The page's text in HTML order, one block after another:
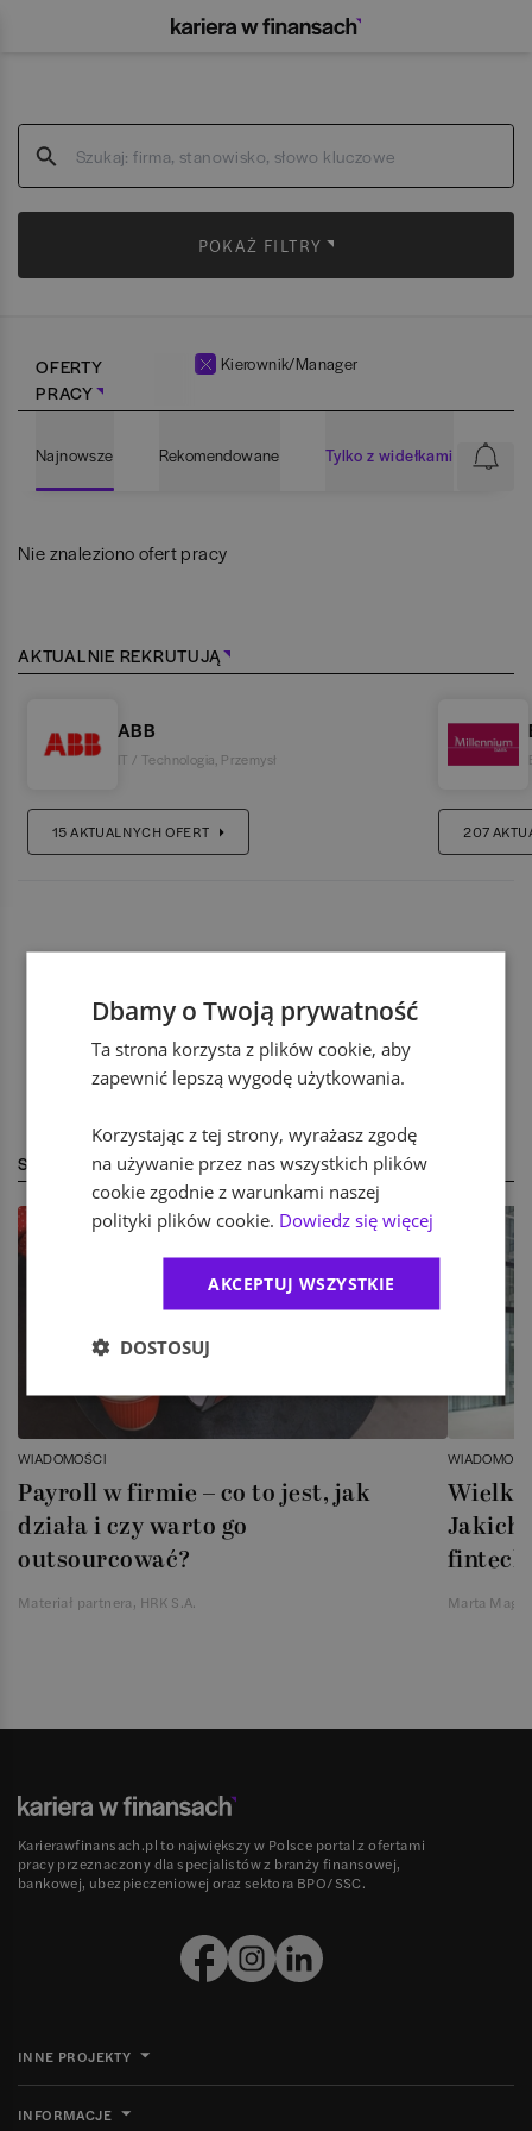
POKAŻ FILTRY
OFERTY
PRACY
Kierownik/Manager
Najnowsze Rekomendowane Tylko z widełkami
Nie znaleziono ofert pracy
AKTUALNIE REKRUTUJĄ
ABB
IT / Technologia Przemysł
15AKTUALNYCH OFERT 207
STREFA EKSPERTA
WIADOMOŚCI
Payroll w firmie – co to jest, jak
działa i czy warto go
outsourcować?
Materiał partnera, HRK S.A.
Jakich
Marta
Karierawfinansach.pl to największy w Polsce portal z ofertami
pracy przeznaczony dla specjalistów z branży finansowej,
bankowej, ubezpieczeniowej oraz sektora BPO/SSC.
INNE PROJEKTY
INFORMACJE
Dbamy o Twoją prywatność
Ta strona korzysta z plików cookie, aby
zapewnić lepszą wygodę użytkowania.
Korzystając z tej strony, wyrażasz zgodę
na używanie przez nas wszystkich plików
cookie zgodnie z warunkami naszej
polityki plików cookie. Dowiedz się więcej
AKCEPTUJ WSZYSTKIE
DOSTOSUJ